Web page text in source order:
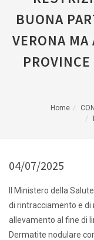
BUONA
VERONA
Home
04/07/2025
Il Ministero della
di rintracciamento e
allevamento al fine di
Dermatite nodulare